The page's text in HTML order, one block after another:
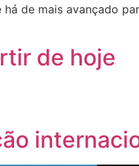
de mais avançado
de hoje